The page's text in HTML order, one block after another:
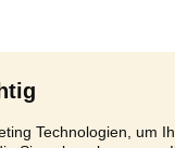
Technologien, um